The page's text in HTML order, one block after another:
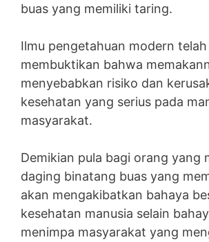
buas yang memiliki taring.
Ilmu pengetahuan modern telah
membuktikan bahwa
menyebabkan risiko dan
kesehatan yang serius pada
masyarakat.
Demikian pula bagi orang yang
daging binatang buas yang
akan mengakibatkan bahaya
kesehatan manusia selain
menimpa masyarakat yang